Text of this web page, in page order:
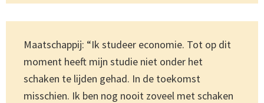
Maatschappij: “Ik studeer economie. Tot op dit
moment heeft mijn studie niet onder het
schaken te lijden gehad. In de toekomst
misschien. Ik ben nog nooit zoveel met schaken